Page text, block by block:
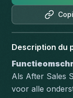
Description du
Als After Sales
voor alle